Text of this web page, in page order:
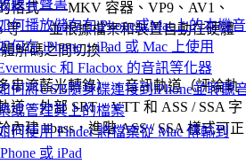
聽有聲書
何播放儲存在iPhone或Mac上的本機
何在 iPhone、iPad 或 Mac 上使用
和 Flacbox 的音訊等化器
何將USB隨身碟連接到iPhone並聆聽
或管理其上的檔案
何使用 Finder 將檔案從 Mac 傳輸到
或 iPad
格式——MKV 容器、VP9、AV1、
等——並根據檔案和裝置自動在硬體
解碼之間切換。
串流藍光轉錄）、音訊軌道（評論軌
道。外部 SRT、VTT 和 ASS / SSA 字
建 libass，進階 ASS / SSA 樣式可正